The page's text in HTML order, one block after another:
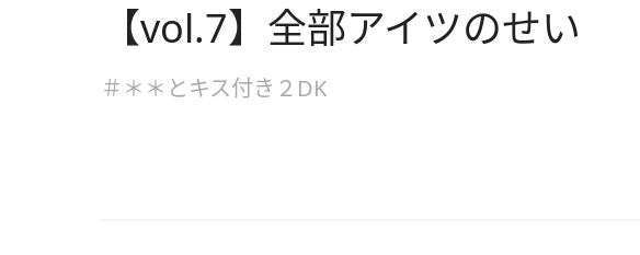
【vol.7】全部アイツのせい
＃＊＊とキス付き２DK